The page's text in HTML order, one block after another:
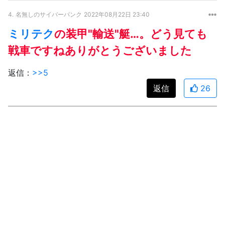
4. 名無しのサイバーパンク 2022年08月22日 23:40
ミリテクの装甲"輸送"艇…。どう見ても
戦車ですねありがとうございました
返信： >>5
返信
26